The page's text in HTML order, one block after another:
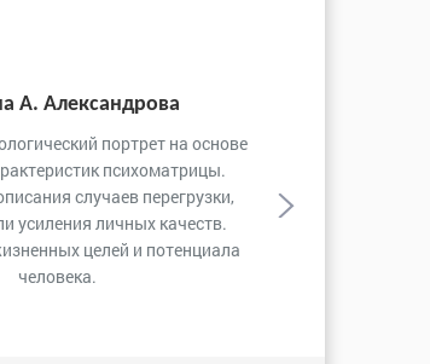
А. Александрова
портрет на основе
психоматрицы.
случаев перегрузки,
усиления личных качеств.
целей и потенциала
человека.